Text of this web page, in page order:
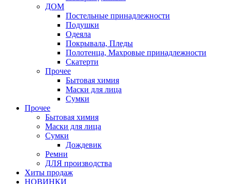
ДОМ
Постельные принадлежности
Подушки
Одеяла
Покрывала, Пледы
Полотенца, Махровые принадлежности
Скатерти
Прочее
Бытовая химия
Маски для лица
Сумки
Прочее
Бытовая химия
Маски для лица
Сумки
Дождевик
Ремни
ДЛЯ производства
Хиты продаж
НОВИНКИ